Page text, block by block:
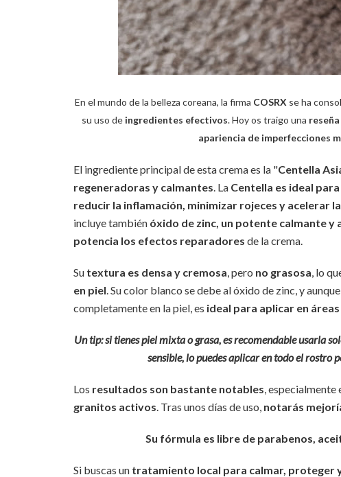
En el mundo de la belleza coreana, la firma COSRX se ha
su uso de ingredientes efectivos. Hoy os traigo una reseña
apariencia de imperfecciones
El ingrediente principal de esta crema es la "Centella
regeneradoras y calmantes. La Centella es ideal
reducir la inflamación, minimizar rojeces y acelerar
incluye también óxido de zinc, un potente calmante
potencia los efectos reparadores de la crema.
Su textura es densa y cremosa, pero no grasosa, lo
en piel. Su color blanco se debe al óxido de zinc, y
completamente en la piel, es ideal para aplicar en
Un tip: si tienes piel mixta o grasa, es recomendable usarla
sensible, lo puedes aplicar en todo el rostro
Los resultados son bastante notables, especialmente
granitos activos. Tras unos días de uso, notarás
Su fórmula es libre de parabenos,
Si buscas un tratamiento local para calmar, proteger